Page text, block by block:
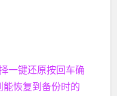
一键还原按回车确
恢复到备份时的